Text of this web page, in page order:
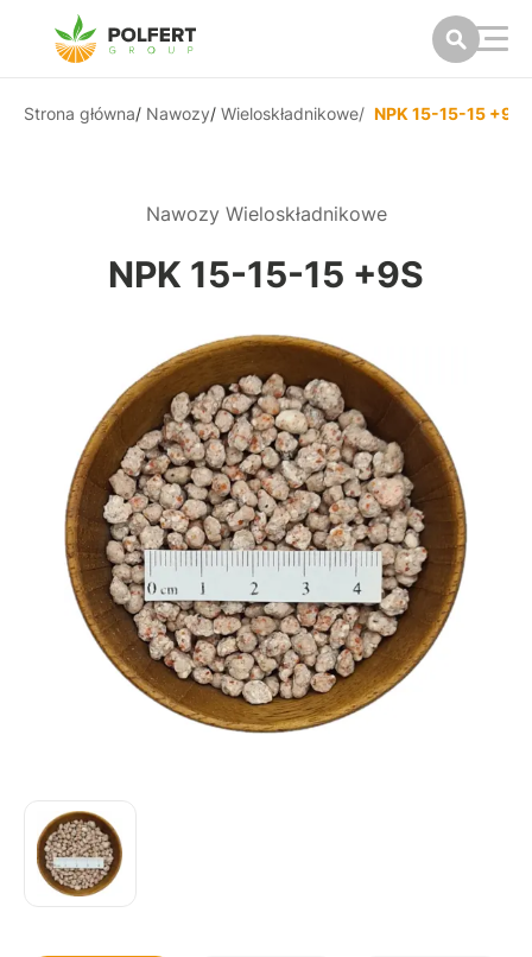
Strona główna/ Nawozy/ Wieloskładnikowe/ NPK 15-15-15 +9S
Nawozy Wieloskładnikowe
NPK 15-15-15 +9S